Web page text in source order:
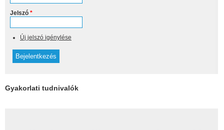
Jelszó *
Új jelszó igénylése
Gyakorlati tudnivalók